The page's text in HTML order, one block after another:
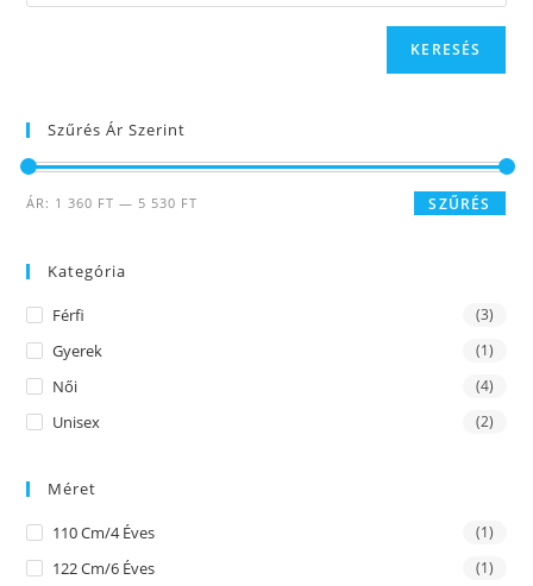
KERESÉS
Szűrés Ár Szerint
SZŰRÉS
ÁR: 1 360 FT — 5 530 FT
Kategória
Férfi (3)
Gyerek (1)
Női (4)
Unisex (2)
Méret
110 Cm/4 Éves (1)
122 Cm/6 Éves (1)